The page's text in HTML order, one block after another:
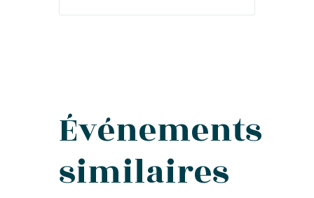
Événements
similaires